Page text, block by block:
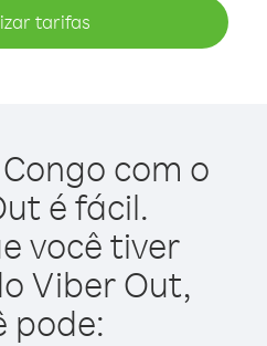
tarifas
com o
é fácil.
você tiver
Viber Out,
pode: